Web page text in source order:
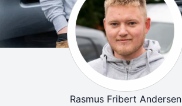
Rasmus Fribert Andersen